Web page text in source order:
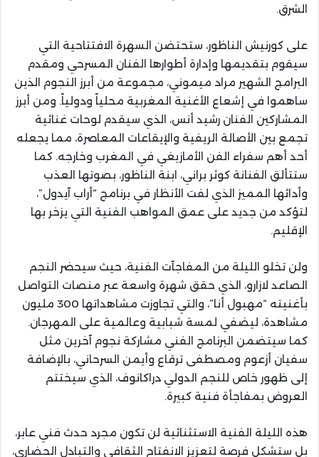
الشرق.
على كورنيش الناظور، ستحتضن السهرة الافتتاحية التي
سيقوم بتقديمها وإدارة أطوارها الفنان المسرحي ومقدم
البرامج الشهير مراد ميموني، مجموعة من أبرز النجوم الذين
ساهموا في إشعاع الأغنية المغربية محلياً ودولياً. ومن أبرز
المشاركين الفنان رشيد أنس، الذي سيقدم لوحات غنائية
تجمع بين الأصالة الريفية والإيقاعات المعاصرة، مما يجعله
أحد أهم سفراء الفن الأمازيغي في المغرب وخارجه. كما
ستتألق الفنانة كوثر براني، ابنة الناظور، بصوتها العذب
وأدائها المميز الذي لفت الأنظار في برنامج “أراب آيدول”،
لتؤكد من جديد على عمق المواهب الفنية التي يزخر بها
الإقليم.
ولن تخلو الليلة من المفاجآت الفنية، حيث سيحضر النجم
الصاعد لازارو، الذي حقق شهرة واسعة عبر منصات التواصل
بأغنيته “مهبول أنا”، والتي تجاوزت مشاهداتها 300 مليون
مشاهدة، ليضفي لمسة شبابية وعالمية على المهرجان.
كما سيتضمن البرنامج الفني مشاركة نجوم آخرين مثل
سفيان أزعوم ومصطفى ترقاع وأيمن السرحاني، بالإضافة
إلى ظهور خاص للنجم الدولي دراكانوف، الذي سيختتم
العروض بمفاجأة فنية كبيرة.
هذه الليلة الفنية الاستثنائية لن تكون مجرد حدث فني عابر،
بل ستشكل فرصة لتعزيز الانفتاح الثقافي والتبادل الحضاري،